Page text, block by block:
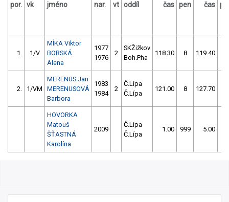
por. vk jméno nar. vt oddíl čas pen čas
1. 1/V
MÍKA Viktor
BORSKÁ
Alena
1977
1976
2
SKŽižkov
Boh.Pha
118.30 8 119.40
2. 1/VM
MERENUS Jan
MERENUSOVÁ
Barbora
1983
1984
2
Č.Lípa
Č.Lípa
121.00 8 127.70
HOVORKA
Matouš
ŠŤASTNÁ
Karolína
2009
Č.Lípa
Č.Lípa
1.00 999 5.00